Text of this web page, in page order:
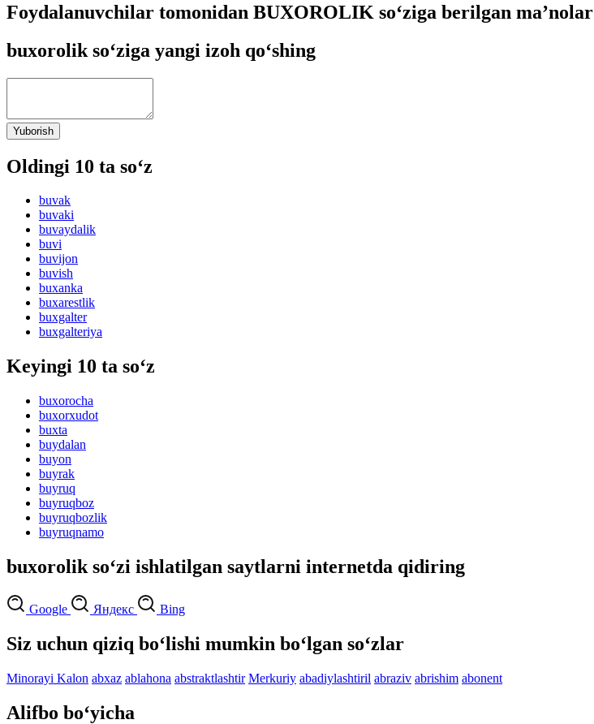
Foydalanuvchilar tomonidan BUXOROLIK so‘ziga berilgan ma’nolar
buxorolik so‘ziga yangi izoh qo‘shing
Yuborish
Oldingi 10 ta so‘z
buvak
buvaki
buvaydalik
buvi
buvijon
buvish
buxanka
buxarestlik
buxgalter
buxgalteriya
Keyingi 10 ta so‘z
buxorocha
buxorxudot
buxta
buydalan
buyon
buyrak
buyruq
buyruqboz
buyruqbozlik
buyruqnamo
buxorolik so‘zi ishlatilgan saytlarni internetda qidiring
Google Яндекс Bing
Siz uchun qiziq bo‘lishi mumkin bo‘lgan so‘zlar
Minorayi Kalon abxaz ablahona abstraktlashtir Merkuriy abadiylashtiril abraziv abrishim abonent
Alifbo bo‘yicha